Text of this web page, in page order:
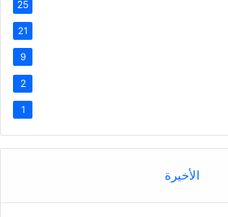
25
21
9
2
1
الأخيرة